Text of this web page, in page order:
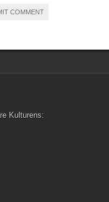
Kulturens: